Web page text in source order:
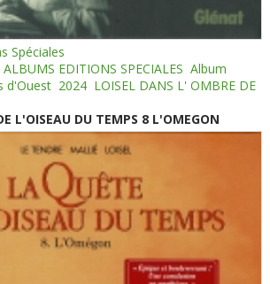
Spéciales
ALBUMS EDITIONS SPECIALES Album
d'Ouest 2024 LOISEL DANS L' OMBRE DE
L'OISEAU DU TEMPS 8 L'OMEGON